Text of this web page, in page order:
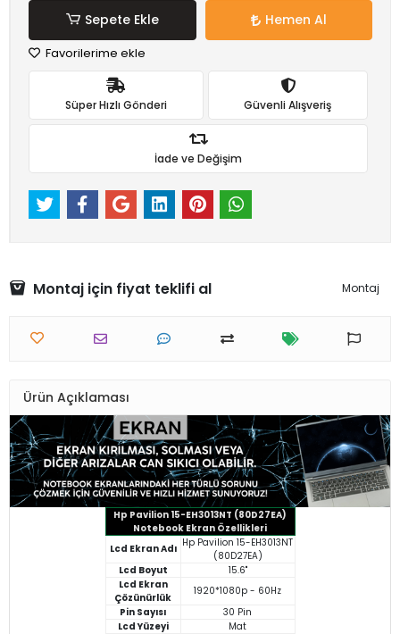
Sepete Ekle Hemen Al
Favorilerime ekle
Süper Hızlı Gönderi Güvenli Alışveriş
İade ve Değişim
Montaj için fiyat teklifi al Montaj
Ürün Açıklaması
Hp Pavilion 15-EH3013NT (80D27EA)
Notebook Ekran Özellikleri
Lcd Ekran Adı Hp Pavilion 15-EH3013NT
(80D27EA)
Lcd Boyut
15.6"
Lcd Ekran
Çözünürlük
1920*1080p - 60Hz
Pin Sayısı
30 Pin
Lcd Yüzeyi
Mat